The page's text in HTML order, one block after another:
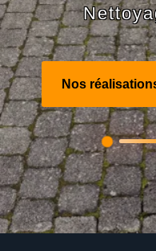
Nos